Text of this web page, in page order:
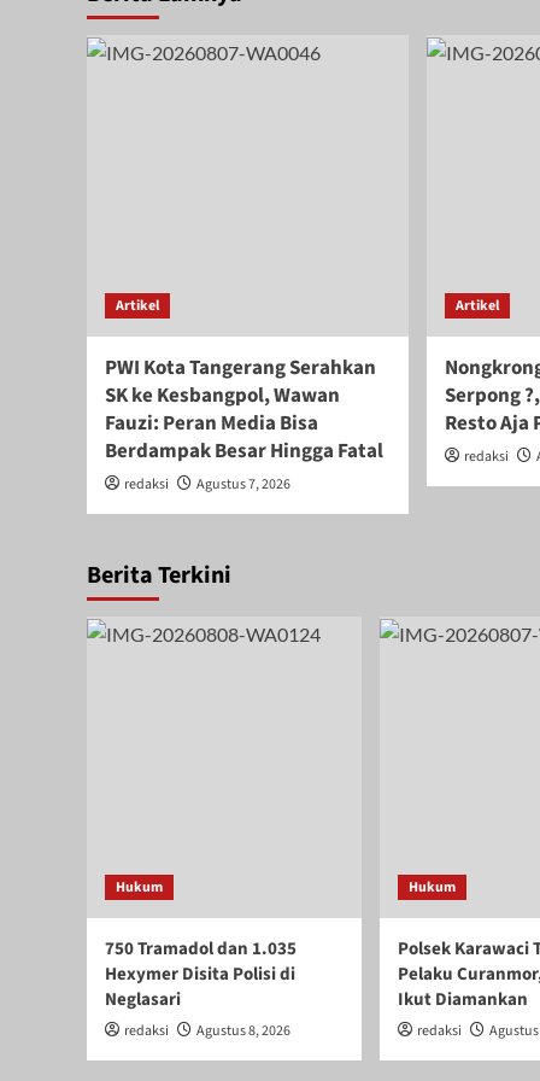
Artikel
PWI Kota Tangerang Serahkan
SK ke Kesbangpol, Wawan
Fauzi: Peran Media Bisa
Berdampak Besar Hingga Fatal
redaksi Agustus 7, 2026
Artikel
Serpong
Resto Aja
redaksi
Berita Terkini
Hukum
750 Tramadol dan 1.035
Hexymer Disita Polisi di
Neglasari
redaksi Agustus 8, 2026
Hukum
Polsek Karawaci
Pelaku
Ikut Diamankan
redaksi